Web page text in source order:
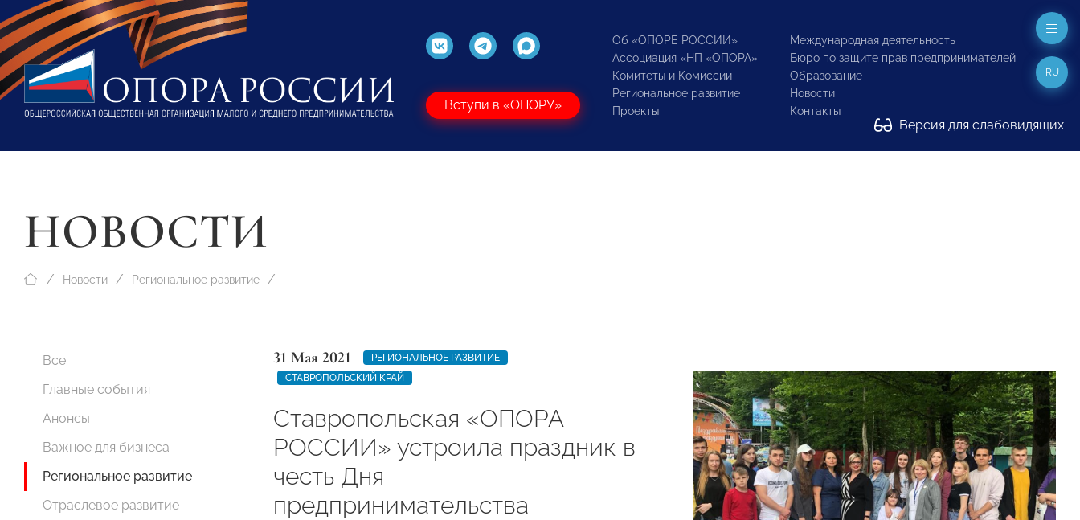
Вступи в «ОПОРУ»
Об «ОПОРЕ РОССИИ»
Ассоциация «НП «ОПОРА»
Комитеты и Комиссии
Региональное развитие
Проекты
Международная деятельность
Бюро по защите прав предпринимателей
Образование
Новости
Контакты
Версия для слабовидящих
RU
НОВОСТИ
Новости Региональное развитие
Все
Главные события
Анонсы
Важное для бизнеса
Региональное развитие
Отраслевое развитие
31 Мая 2021
РЕГИОНАЛЬНОЕ РАЗВИТИЕ
СТАВРОПОЛЬСКИЙ КРАЙ
Ставропольская «ОПОРА
РОССИИ» устроила праздник в
честь Дня
предпринимательства